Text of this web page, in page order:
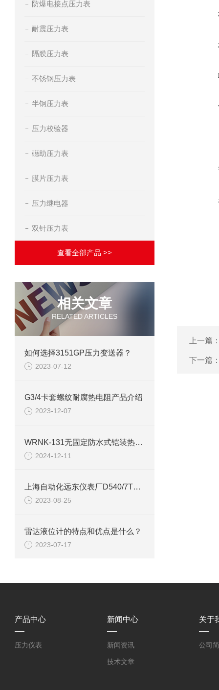
防爆电接点压力表
耐震压力表
隔膜压力表
不锈钢压力表
半钢压力表
压力校验器
礠助压力表
膜片压力表
压力继电器
双针压力表
查看全部产品 >>
相关文章
RELATED ARTICLES
如何选择3151GP压力变送器？
2023-07-12
G3/4卡套螺纹耐腐热电阻产品介绍
2023-12-07
WRNK-131无固定防水式铠装热电偶使用说明
2024-12-11
上海自动化远东仪表厂D540/7T温度控制器技术参数
2023-08-25
雷达液位计的特点和优点是什么？
2023-07-17
上一篇
下一篇
产品中心
压力仪表
新闻中心
新闻资讯
技术文章
关于
公司